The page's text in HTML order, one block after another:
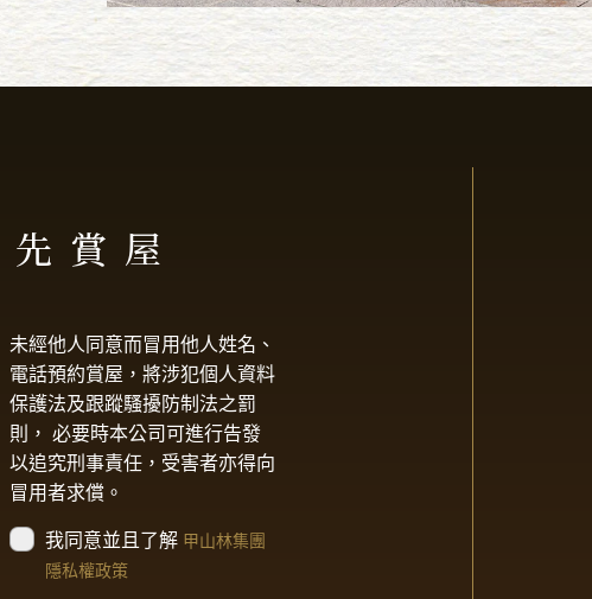
賞屋
未經他人同意而冒用他人姓名、
電話預約賞屋，將涉犯個人資料
保護法及跟蹤騷擾防制法之罰
則， 必要時本公司可進行告發
以追究刑事責任，受害者亦得向
冒用者求償。
我同意並且了解 甲山林集團
隱私權政策